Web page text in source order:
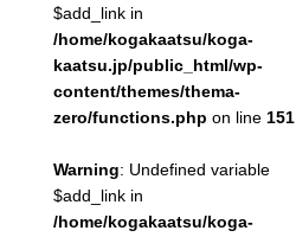
$add_link in
/home/kogakaatsu/koga-
kaatsu.jp/public_html/wp-
content/themes/thema-
zero/functions.php on line 151
Warning: Undefined variable
$add_link in
/home/kogakaatsu/koga-